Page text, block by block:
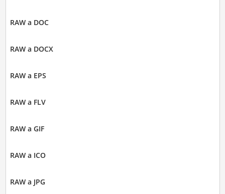
RAW a DOC
RAW a DOCX
RAW a EPS
RAW a FLV
RAW a GIF
RAW a ICO
RAW a JPG